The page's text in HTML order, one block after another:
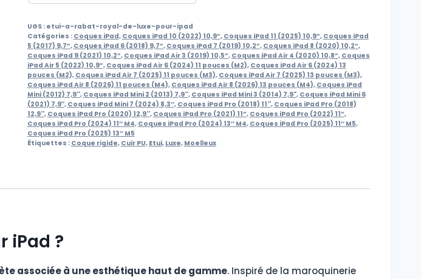
UGS : etui-a-rabat-royal-de-luxe-pour-ipad
Catégories : Coques iPad, Coques iPad 10 (2022) 10,9”, Coques iPad 11 (2025) 10,9”, Coques iPad
5 (2017) 9,7”, Coques iPad 6 (2018) 9,7”, Coques iPad 7 (2019) 10,2”, Coques iPad 8 (2020) 10,2”,
Coques iPad 9 (2021) 10,2”, Coques iPad Air 3 (2019) 10,5”, Coques iPad Air 4 (2020) 10,8”, Coques
iPad Air 5 (2022) 10,9”, Coques iPad Air 6 (2024) 11 pouces (M2), Coques iPad Air 6 (2024) 13
pouces (M2), Coques iPad Air 7 (2025) 11 pouces (M3), Coques iPad Air 7 (2025) 13 pouces (M3),
Coques iPad Air 8 (2026) 11 pouces (M4), Coques iPad Air 8 (2026) 13 pouces (M4), Coques iPad
Mini (2012) 7,9'', Coques iPad Mini 2 (2013) 7,9'', Coques iPad Mini 3 (2014) 7,9", Coques iPad Mini 6
(2021) 7,9″, Coques iPad Mini 7 (2024) 8,3’’, Coques iPad Pro (2018) 11'', Coques iPad Pro (2018)
12,9'', Coques iPad Pro (2020) 12,9'', Coques iPad Pro (2021) 11”, Coques iPad Pro (2022) 11”,
Coques iPad Pro (2024) 11’’ M4, Coques iPad Pro (2024) 13’’ M4, Coques iPad Pro (2025) 11’’ M5,
Coques iPad Pro (2025) 13’’ M5
Étiquettes : Coque rigide, Cuir PU, Etui, Luxe, Moelleux
iPad ?
associée à une esthétique haut de gamme. Inspiré de la maroquinerie